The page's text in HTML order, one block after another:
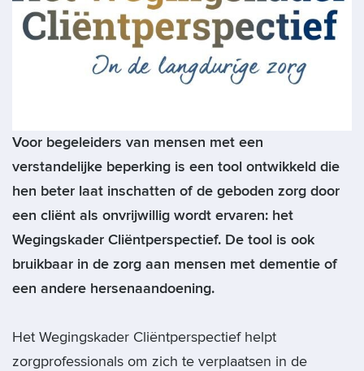
Voor begeleiders van mensen met een
verstandelijke beperking is een tool ontwikkeld die
hen beter laat inschatten of de geboden zorg door
een cliënt als onvrijwillig wordt ervaren: het
Wegingskader Cliëntperspectief. De tool is ook
bruikbaar in de zorg aan mensen met dementie of
een andere hersenaandoening.
Het Wegingskader Cliëntperspectief helpt
zorgprofessionals om zich te verplaatsen in de